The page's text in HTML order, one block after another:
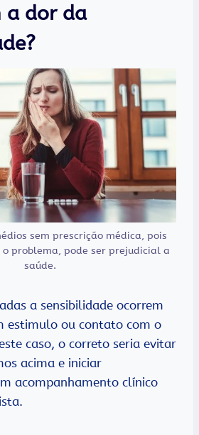
a dor da
sem prescrição médica, pois
problema, pode ser prejudicial a
saúde.
a sensibilidade ocorrem
estimulo ou contato com o
caso, o correto seria evitar
acima e iniciar
acompanhamento clínico